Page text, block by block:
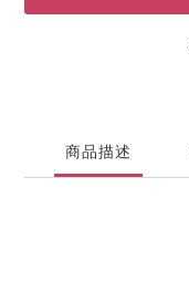
商品描述